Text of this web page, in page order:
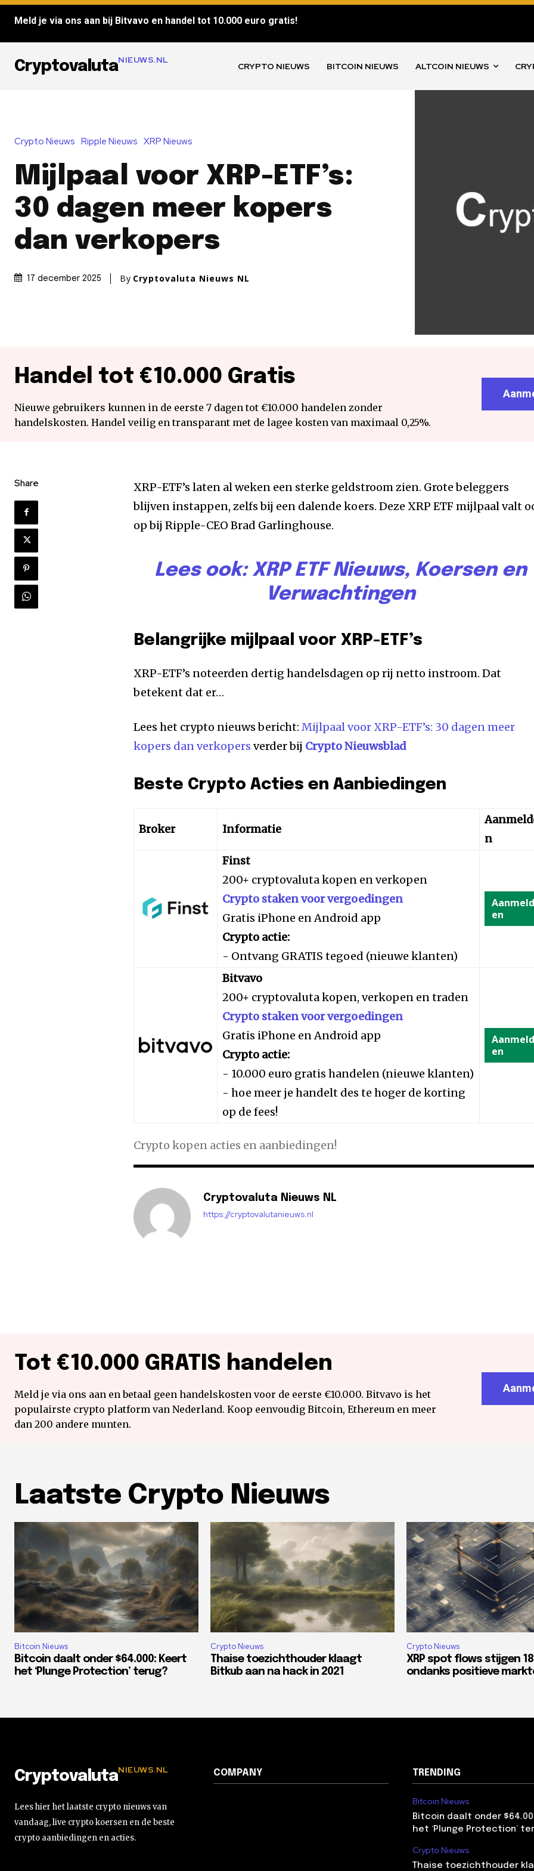
Meld je via ons aan bij Bitvavo en handel tot 10.000 euro gratis!
CryptovalutaNIEUWS.NL
CRYPTO NIEUWS BITCOIN NIEUWS ALTCOIN NIEUWS
Crypto Nieuws Ripple Nieuws XRP Nieuws
Mijlpaal voor XRP-ETF’s:
30 dagen meer kopers
dan verkopers
17 december 2025 By Cryptovaluta Nieuws NL
Handel tot €10.000 Gratis
Nieuwe gebruikers kunnen in de eerste 7 dagen tot €10.000 handelen zonder
handelskosten. Handel veilig en transparant met de lagee kosten van maximaal 0,25%.
Share
XRP-ETF’s laten al weken een sterke geldstroom zien. Grote beleggers
blijven instappen, zelfs bij een dalende koers. Deze XRP ETF mijlpaal valt
op bij Ripple-CEO Brad Garlinghouse.
Lees ook: XRP ETF Nieuws, Koersen en
Verwachtingen
Belangrijke mijlpaal voor XRP-ETF’s
XRP-ETF’s noteerden dertig handelsdagen op rij netto instroom. Dat
betekent dat er…
Lees het crypto nieuws bericht: Mijlpaal voor XRP-ETF’s: 30 dagen meer
kopers dan verkopers verder bij Crypto Nieuwsblad
Beste Crypto Acties en Aanbiedingen
Broker Informatie
n
Finst
200+ cryptovaluta kopen en verkopen
Crypto staken voor vergoedingen
Gratis iPhone en Android app
Crypto actie:
- Ontvang GRATIS tegoed (nieuwe klanten)
Aanmeld
en
Bitvavo
200+ cryptovaluta kopen, verkopen en traden
Crypto staken voor vergoedingen
Gratis iPhone en Android app
Crypto actie:
- 10.000 euro gratis handelen (nieuwe klanten)
- hoe meer je handelt des te hoger de korting
op de fees!
Aanmeld
en
Crypto kopen acties en aanbiedingen!
Cryptovaluta Nieuws NL
https://cryptovalutanieuws.nl
Tot €10.000 GRATIS handelen
Meld je via ons aan en betaal geen handelskosten voor de eerste €10.000. Bitvavo is het
populairste crypto platform van Nederland. Koop eenvoudig Bitcoin, Ethereum en meer
dan 200 andere munten.
Laatste Crypto Nieuws
Bitcoin Nieuws
Bitcoin daalt onder $64.000: Keert
het ‘Plunge Protection’ terug?
Crypto Nieuws
Thaise toezichthouder klaagt
Bitkub aan na hack in 2021
Crypto Nieuws
XRP spot flows stijgen
ondanks positieve
CryptovalutaNIEUWS.NL
Lees hier het laatste crypto nieuws van
vandaag, live crypto koersen en de beste
crypto aanbiedingen en acties.
COMPANY TRENDING
Bitcoin Nieuws
Bitcoin daalt onder
het ‘Plunge Protection’
Crypto Nieuws
Thaise toezichthouder